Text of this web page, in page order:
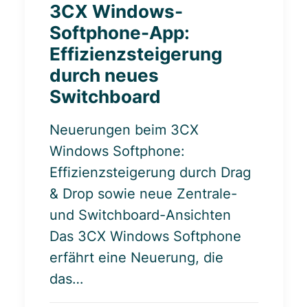
3CX Windows-
Softphone-App:
Effizienzsteigerung
durch neues
Switchboard
Neuerungen beim 3CX
Windows Softphone:
Effizienzsteigerung durch Drag
& Drop sowie neue Zentrale-
und Switchboard-Ansichten
Das 3CX Windows Softphone
erfährt eine Neuerung, die
das…